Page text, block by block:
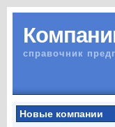
справочник
Новые компании